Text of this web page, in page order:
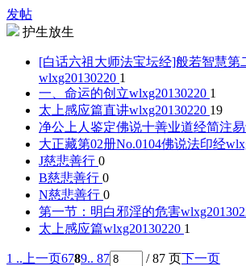
发帖
护生放生
[白话六祖大师法宝坛经]般若智慧第
wlxg20130220 1
一、命运的创立wlxg20130220 1
太上感应篇直讲wlxg20130220 19
净公上人鉴定佛说十善业道经简注
大正藏第02册No.0104佛说法印经
J慈悲善行 0
B慈悲善行 0
N慈悲善行 0
第一节：明白邪淫的危害
太上感应篇wlxg20130220 1
1 .. 上一页6789.. 87 / 87 页下一页